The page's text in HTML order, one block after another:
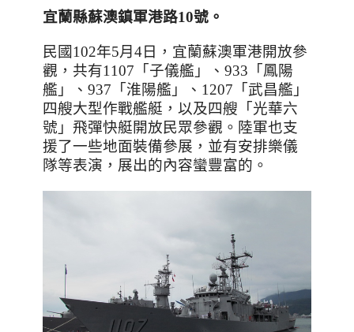
宜蘭縣蘇澳鎮軍港路10號。
民國102年5月 4日，宜蘭蘇澳軍港開放參
觀，共有1107 「子儀艦」、 933 「鳳陽
艦」、 937 「淮陽艦」、 1207 「武昌艦」
四艘大型作戰艦艇，以及四艘「光華六
號」飛彈快艇開放民眾參觀。陸軍也支
援了一些地面裝備參展，並有安排樂儀
隊等表演，展出的內容蠻豐富的。